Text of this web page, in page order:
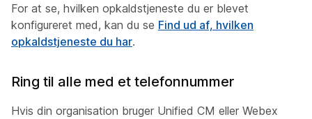
For at se, hvilken opkaldstjeneste du er blevet
konfigureret med, kan du se Find ud af, hvilken
opkaldstjeneste du har.
Ring til alle med et telefonnummer
Hvis din organisation bruger Unified CM eller Webex